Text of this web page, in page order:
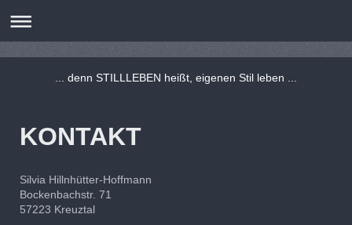
... denn STILLLEBEN heißt, eigenen Stil leben ...
KONTAKT
Silvia Hillnhütter-Hoffmann
Bockenbachstr. 71
57223 Kreuztal